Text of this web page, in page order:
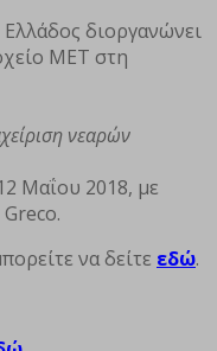
διοργανώνει
MET στη
νεαρών
Μαΐου 2018, με
να δείτε εδώ.